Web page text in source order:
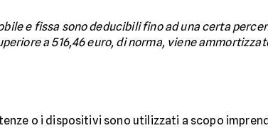
e fissa sono deducibili fino ad una certa
a 516,46 euro, di norma, viene
o i dispositivi sono utilizzati a scopo